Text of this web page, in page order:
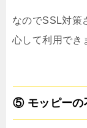
なのでSSL対策
心して利用でき
⑤ モッピーの